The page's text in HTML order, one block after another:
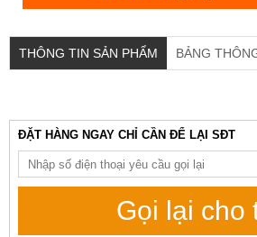
THÔNG TIN SẢN PHẨM BẢNG
ĐẶT HÀNG NGAY CHỈ CẦN ĐỂ LẠI SĐT
Gọi lại cho